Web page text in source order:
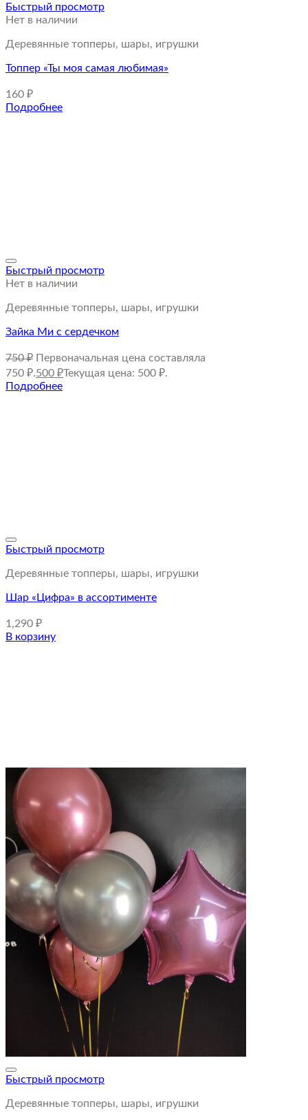
Быстрый просмотр
Нет в наличии
Деревянные топперы, шары, игрушки
Топпер «Ты моя самая любимая»
160 ₽
Подробнее
Быстрый просмотр
Нет в наличии
Деревянные топперы, шары, игрушки
Зайка Ми с сердечком
750₽ Первоначальная цена составляла
750 ₽.500 ₽Текущая цена: 500 ₽.
Подробнее
Быстрый просмотр
Деревянные топперы, шары, игрушки
Шар «Цифра» в ассортименте
1,290 ₽
В корзину
Быстрый просмотр
Деревянные топперы, шары, игрушки